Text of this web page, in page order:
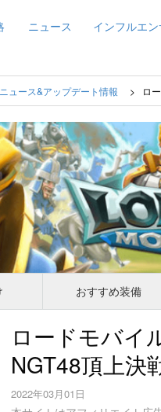
ニュース インフルエ
ニュース&アップデート情報 ロ
おすすめ装備
ロードモバイ
NGT48頂上決
2022年03月01日